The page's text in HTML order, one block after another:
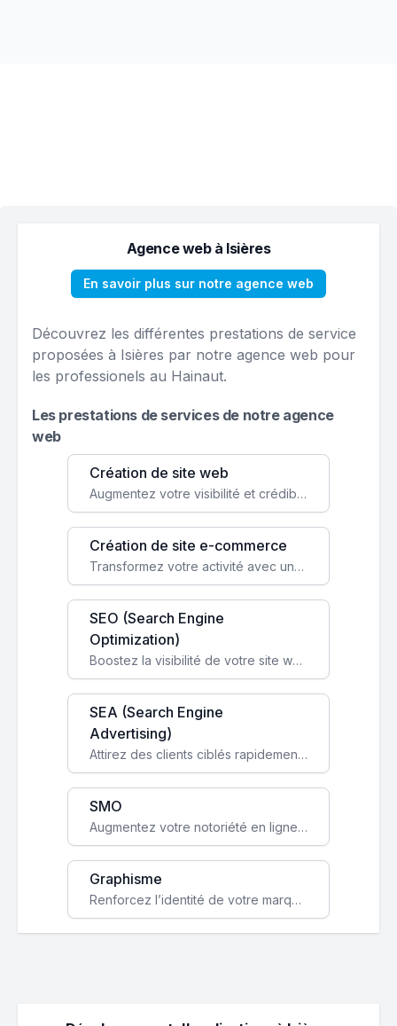
Agence web à Isières
En savoir plus sur notre agence web
Découvrez les différentes prestations de service
proposées à Isières par notre agence web pour
les professionels au Hainaut.
Les prestations de services de notre agence
web
Création de site web
Augmentez votre visibilité et crédibilité en ligne avec un site web performant, conçu pour attirer plus de clients.
Création de site e-commerce
Transformez votre activité avec une boutique en ligne, accessible à l'échelle mondiale 24/7.
SEO (Search Engine
Optimization)
Boostez la visibilité de votre site web sur Google et attirez du trafic qualifié grâce à nos stratégies SEO.
SEA (Search Engine
Advertising)
Attirez des clients ciblés rapidement avec des campagnes publicitaires payantes optimisées pour vos objectifs.
SMO
Augmentez votre notoriété en ligne et stimulez la croissance de votre entreprise grâce à une stratégie sociale sur mesure.
Graphisme
Renforcez l’identité de votre marque avec un design unique qui capte l’attention et engage vos clients.